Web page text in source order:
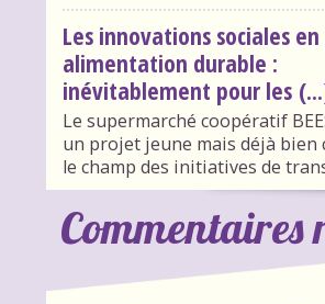
Les innovations sociales en
alimentation durable :
inévitablement pour les
Le supermarché coopératif
un projet jeune mais déjà bien
le champ des initiatives de
Commentaires